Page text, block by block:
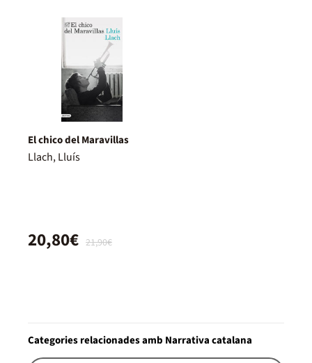
El chico del Maravillas
Llach, Lluís
21,90€
20,80€
Categories relacionades amb Narrativa catalana